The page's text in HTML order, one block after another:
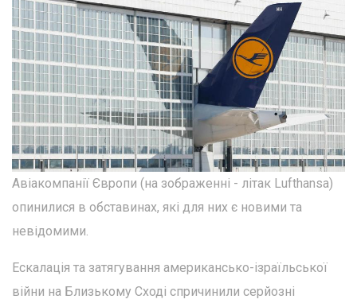
Авіакомпанії Європи (на зображенні - літак Lufthansa)
опинилися в обставинах, які для них є новими та
невідомими.
Ескалація та затягування американсько-ізраїльської
війни на Близькому Сході спричинили серйозні